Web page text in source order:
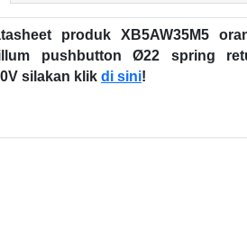
produk XB5AW35M5
pushbutton Ø22 spring
silakan klik di sini!